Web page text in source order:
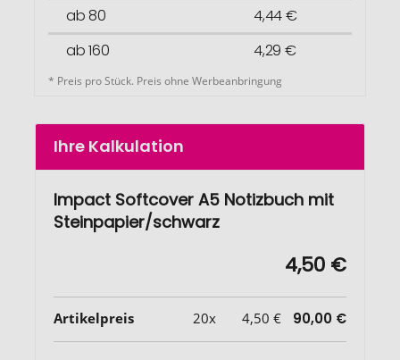
ab 80
4,44 €
ab 160
4,29 €
* Preis pro Stück. Preis ohne Werbeanbringung
Ihre Kalkulation
Impact Softcover A5 Notizbuch mit
Steinpapier/schwarz
4,50 €
Artikelpreis 20x 4,50 € 90,00 €